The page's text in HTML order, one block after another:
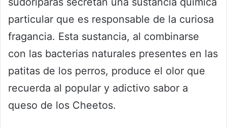
particular que es responsable de la curiosa
fragancia. Esta sustancia, al combinarse
con las bacterias naturales presentes en las
patitas de los perros, produce el olor que
recuerda al popular y adictivo sabor a
queso de los Cheetos.